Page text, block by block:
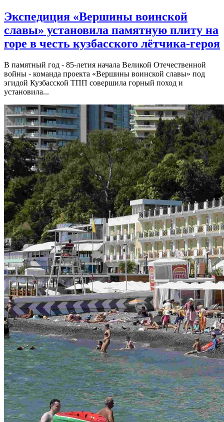
Экспедиция «Вершины воинской
славы» установила памятную плиту на
горе в честь кузбасского лётчика-героя
В памятный год - 85-летия начала Великой Отечественной
войны - команда проекта «Вершины воинской славы» под
эгидой Кузбасской ТПП совершила горный поход и
установила...